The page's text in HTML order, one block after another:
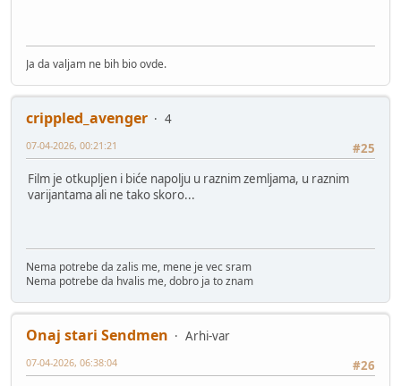
Ja da valjam ne bih bio ovde.
crippled_avenger
4
#25
07-04-2026, 00:21:21
Film je otkupljen i biće napolju u raznim zemljama, u raznim
varijantama ali ne tako skoro...
Nema potrebe da zalis me, mene je vec sram
Nema potrebe da hvalis me, dobro ja to znam
Onaj stari Sendmen
Arhi-var
#26
07-04-2026, 06:38:04